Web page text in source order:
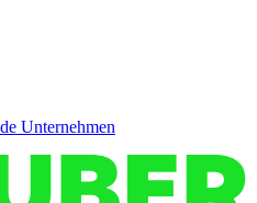
Unternehmen